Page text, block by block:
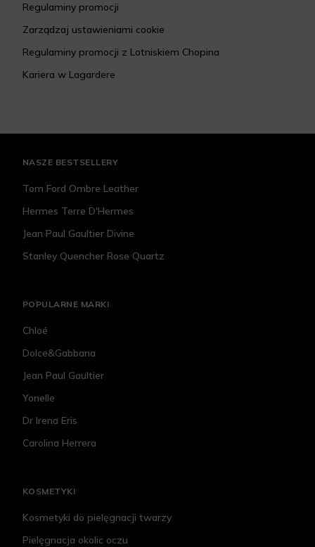
Regulaminy promocji
Zarządzaj ustawieniami cookie
Regulaminy promocji z Lotniskiem Chopina
Kariera w Lagardere
NASZE BESTSELLERY
Tom Ford Ombre Leather
Hermes Terre D'Hermes
Jean Paul Gaultier Divine
Stanley Quencher Rose Quartz
POPULARNE MARKI
Chloé
Dolce&Gabbana
Jean Paul Gaultier
Yonelle
Dr Irena Eris
Carolina Herrera
KOSMETYKI
Kosmetyki do pielęgnacji twarzy
Pielęgnacja okolic oczu